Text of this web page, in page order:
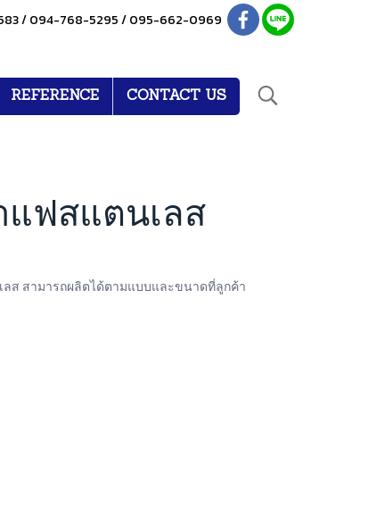
/ 094-768-5295 / 095-662-0969
REFERENCE CONTACT US
แฟสแตนเลส
ลส สามารถผลิตได้ตามแบบและขนาดที่ลูกค้า